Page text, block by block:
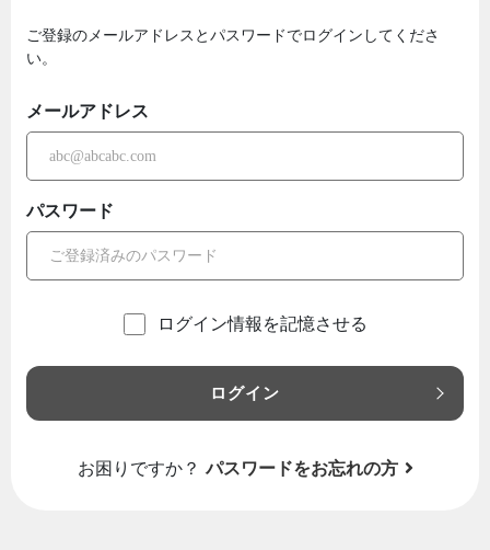
ご登録のメールアドレスとパスワードでログインしてくださ
い。
メールアドレス
パスワード
ログイン情報を記憶させる
ログイン
お困りですか？ パスワードをお忘れの方